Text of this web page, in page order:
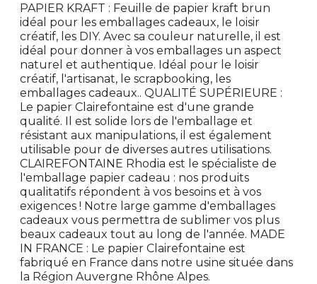
PAPIER KRAFT : Feuille de papier kraft brun
idéal pour les emballages cadeaux, le loisir
créatif, les DIY. Avec sa couleur naturelle, il est
idéal pour donner à vos emballages un aspect
naturel et authentique. Idéal pour le loisir
créatif, l'artisanat, le scrapbooking, les
emballages cadeaux.. QUALITÉ SUPÉRIEURE :
Le papier Clairefontaine est d'une grande
qualité. Il est solide lors de l'emballage et
résistant aux manipulations, il est également
utilisable pour de diverses autres utilisations.
CLAIREFONTAINE Rhodia est le spécialiste de
l'emballage papier cadeau : nos produits
qualitatifs répondent à vos besoins et à vos
exigences ! Notre large gamme d'emballages
cadeaux vous permettra de sublimer vos plus
beaux cadeaux tout au long de l'année. MADE
IN FRANCE : Le papier Clairefontaine est
fabriqué en France dans notre usine située dans
la Région Auvergne Rhône Alpes.